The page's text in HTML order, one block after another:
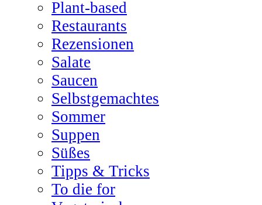
Plant-based
Restaurants
Rezensionen
Salate
Saucen
Selbstgemachtes
Sommer
Suppen
Süßes
Tipps & Tricks
To die for